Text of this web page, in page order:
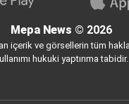
Mepa News © 2026
içerik ve görsellerin tüm
hukuki yaptırıma tabidir.